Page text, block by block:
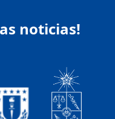
noticias!